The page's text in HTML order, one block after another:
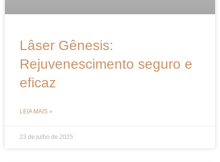
Lâser Gênesis:
Rejuvenescimento seguro e
eficaz
LEIA MAIS »
23 de julho de 2025